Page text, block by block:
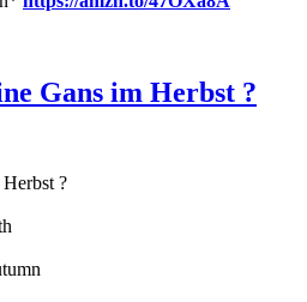
Gans im Herbst ?
?